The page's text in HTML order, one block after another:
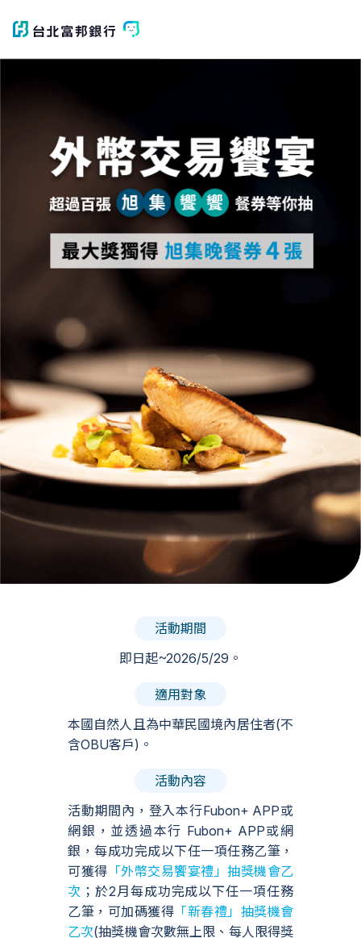
活動期間
即日起~2026/5/29。
適用對象
本國自然人且為中華民國境內居住者(不
含OBU客戶)。
活動內容
活動期間內，登入本行Fubon+ APP或
網銀，並透過本行 Fubon+ APP或網
銀，每成功完成以下任一項任務乙筆，
可獲得 「外幣交易饗宴禮」抽獎機會乙
次 ；於2月每成功完成以下任一項任務
乙筆，可加碼獲得 「新春禮」抽獎機會
乙次(抽獎機會次數無上限、每人限得獎